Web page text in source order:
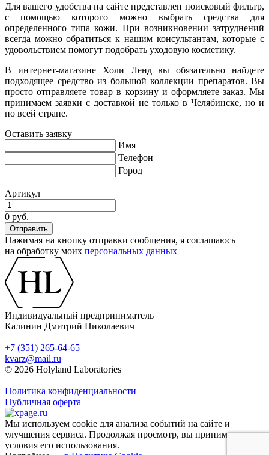
Для вашего удобства на сайте представлен поисковый фильтр,
с помощью которого можно выбрать средства для
определенного типа кожи. При возникновении затруднений
всегда можно обратиться к нашим консультантам, которые с
удовольствием помогут подобрать уходовую косметику.
В интернет-магазине Холи Ленд вы обязательно найдете
подходящее средство из большой коллекции препаратов. Вы
просто отправляете товар в корзину и оформляете заказ. Мы
принимаем заявки с доставкой не только в Челябинске, но и
по всей стране.
Оставить заявку
Имя
Телефон
Город
Артикул
0 руб.
Нажимая на кнопку отправки сообщения, я соглашаюсь
на обработку моих персональных данных
Индивидуальный предприниматель
Калинин Дмитрий Николаевич
+7 (351) 265-64-65
kvarz@mail.ru
© 2026 Holyland Laboratories
Политика конфиденциальности
Публичная оферта
Мы используем cookie для анализа событий на сайте и
улучшения сервиса. Продолжая просмотр, вы принимаете
условия его использования.